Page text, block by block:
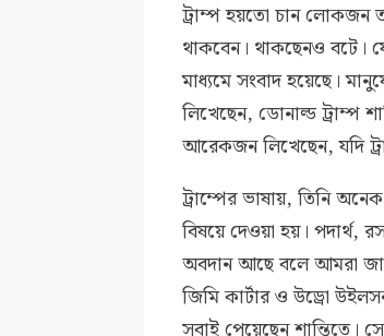
ট্রাম্প হয়তো চান লোকজন
থাকবেন। থাকছেনও বটে।
মাধ্যমে সংবাদ হয়েছে।
লিখেছেন, ডোনাল্ড ট্রাম্প
আরেকজন লিখেছেন, যদি
ট্রাম্পের ভাষায়, তিনি
বিষয়ে দেওয়া হয়। পদার্থ,
অবদান আছে বলে আমরা
জিমি কার্টার ও উড্রো